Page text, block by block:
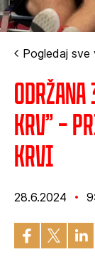
Pogledaj sve
krv” –
krvi
28.6.2024